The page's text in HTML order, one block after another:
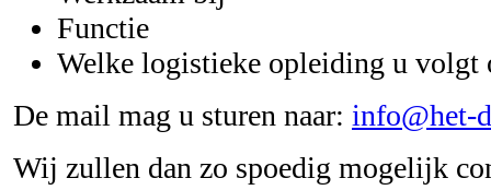
Functie
Welke logistieke opleiding u volgt
De mail mag u sturen naar: info@het-
Wij zullen dan zo spoedig mogelijk